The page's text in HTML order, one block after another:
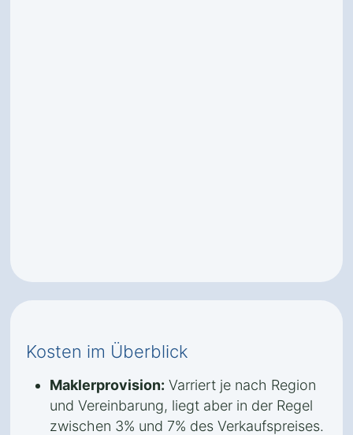
Kosten im Überblick
Maklerprovision: Varriert je nach Region
und Vereinbarung, liegt aber in der Regel
zwischen 3% und 7% des Verkaufspreises.